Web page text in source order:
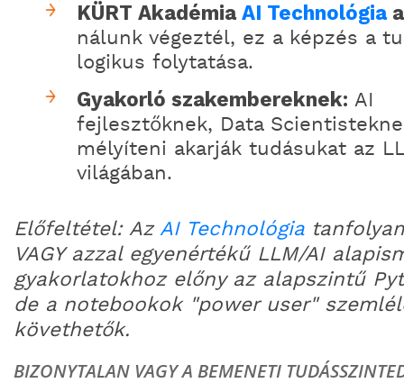
KÜRT AkadémiaAI Technológia
nálunk végeztél, ez a képzés a
logikus folytatása.
Gyakorló szakembereknek: AI
fejlesztőknek, Data
mélyíteni akarják tudásukat az
világában.
Előfeltétel: AzAI Technológia
VAGY azzal egyenértékű LLM/AI
gyakorlatokhoz előny az alapszintű
de a notebookok "power user"
követhetők.
BIZONYTALAN VAGY A BEMENETI